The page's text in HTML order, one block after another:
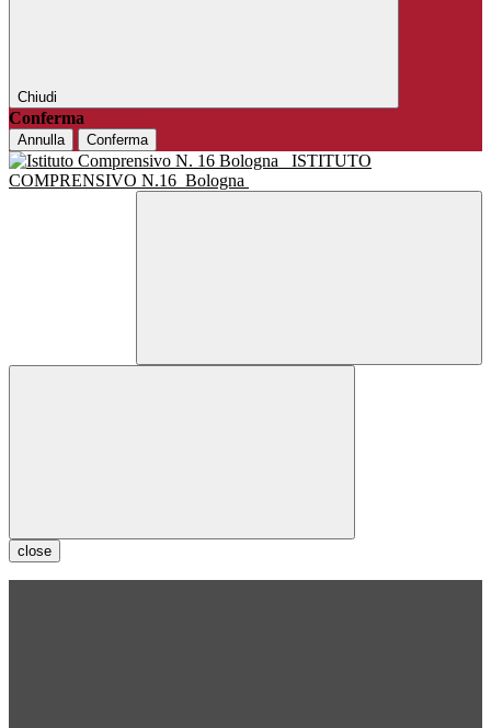
Chiudi
Conferma
Annulla Conferma
ISTITUTO
COMPRENSIVO N.16 Bologna
close